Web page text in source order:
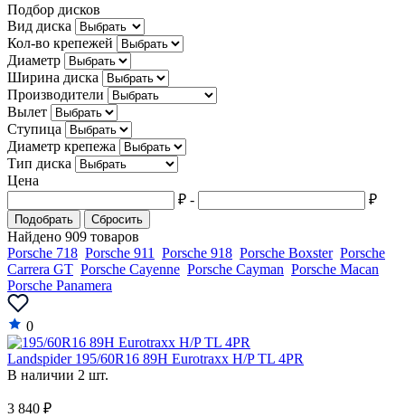
Подбор дисков
Вид диска
Кол-во крепежей
Диаметр
Ширина диска
Производители
Вылет
Ступица
Диаметр крепежа
Тип диска
Цена
₽ - ₽
Подобрать Сбросить
Найдено 909 товаров
Porsche 718 Porsche 911 Porsche 918 Porsche Boxster Porsche
Carrera GT Porsche Cayenne Porsche Cayman Porsche Macan
Porsche Panamera
0
Landspider 195/60R16 89H Eurotraxx H/P TL 4PR
В наличии 2 шт.
3 840 ₽